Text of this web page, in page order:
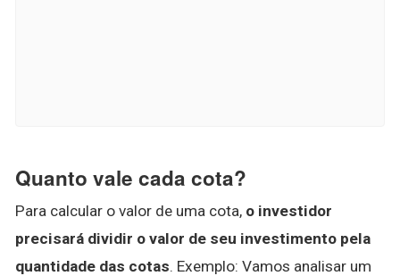
Quanto vale cada cota?
Para calcular o valor de uma cota, o investidor
precisará dividir o valor de seu investimento pela
quantidade das cotas. Exemplo: Vamos analisar um